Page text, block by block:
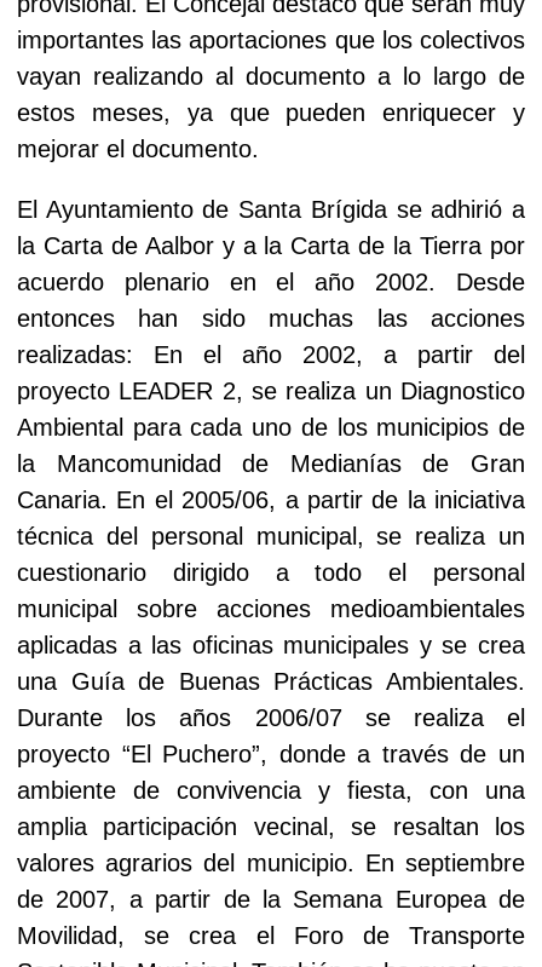
importantes las aportaciones que los colectivos
vayan realizando al documento a lo largo de
estos meses, ya que pueden enriquecer y
mejorar el documento.
El Ayuntamiento de Santa Brígida se adhirió a
la Carta de Aalbor y a la Carta de la Tierra por
acuerdo plenario en el año 2002. Desde
entonces han sido muchas las acciones
realizadas:
En el año 2002, a partir del
proyecto LEADER 2, se realiza un Diagnostico
Ambiental para cada uno de los municipios de
la Mancomunidad de Medianías de Gran
Canaria. En el 2005/06, a partir de la iniciativa
técnica del personal municipal, se realiza un
cuestionario dirigido a todo el personal
municipal sobre acciones medioambientales
aplicadas a las oficinas municipales y se crea
una Guía de Buenas Prácticas Ambientales.
Durante los años 2006/07 se realiza el
proyecto “El Puchero”, donde a través de un
ambiente de convivencia y fiesta, con una
amplia participación vecinal, se resaltan los
valores agrarios del municipio. En septiembre
de 2007, apartir de la Semana Europeade
Movilidad, se crea el Foro de Transporte